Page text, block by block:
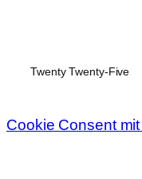
Twenty Twenty-Five
Cookie Consent